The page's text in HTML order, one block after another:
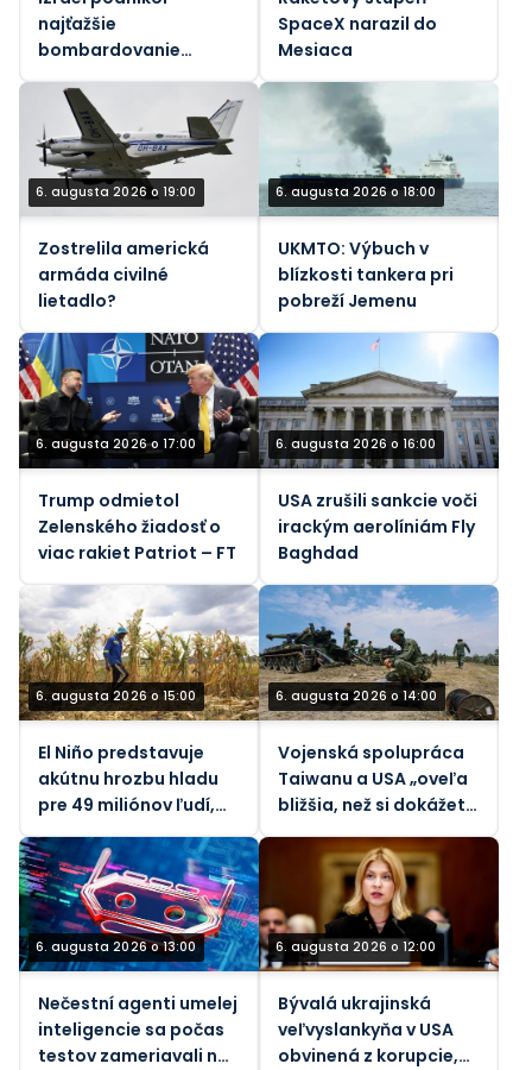
najťažšie
bombardovanie
prímeria (VIDEÁ)
SpaceX narazil do
Mesiaca
6. augusta 2026 o 19:00
Zostrelila americká
armáda civilné
lietadlo?
6. augusta 2026 o 18:00
UKMTO: Výbuch v
blízkosti tankera pri
pobreží Jemenu
6. augusta 2026 o 17:00
Trump odmietol
Zelenského žiadosť o
viac rakiet Patriot – FT
6. augusta 2026 o 16:00
USA zrušili sankcie voči
irackým aerolíniám Fly
Baghdad
6. augusta 2026 o 15:00
El Niño predstavuje
akútnu hrozbu hladu
pre 49 miliónov ľudí,
6. augusta 2026 o 14:00
Vojenská spolupráca
Taiwanu a USA „oveľa
bližšia, než si dokážete
6. augusta 2026 o 13:00
Nečestní agenti umelej
inteligencie sa počas
testov zameriavali na
6. augusta 2026 o 12:00
Bývalá ukrajinská
veľvyslankyňa v USA
obvinená z korupcie,